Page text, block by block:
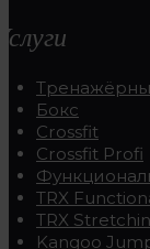
Бокс
Crossfit
Crossfit Profi
TRX
TRX
Kangoo